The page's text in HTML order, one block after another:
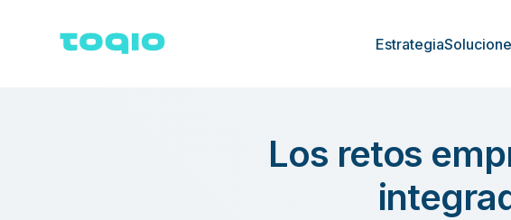
Estrategia
Los retos